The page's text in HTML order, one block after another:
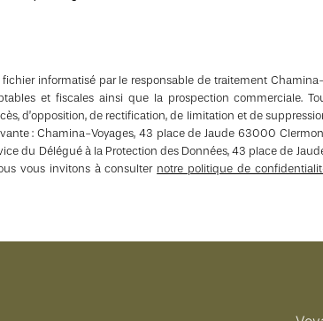
informatisé par le responsable de traitement
et fiscales ainsi que la prospection commerciale.
d’opposition, de rectification, de limitation et de
: Chamina-Voyages, 43 place de Jaude 63000
du Délégué à la Protection des Données, 43 place de
vous invitons à consulter notre politique de